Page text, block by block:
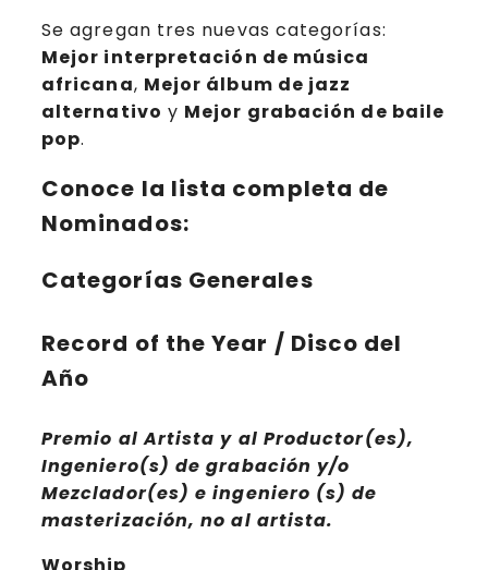
Se agregan tres nuevas categorías:
Mejor interpretación de música
africana, Mejor álbum de jazz
alternativo y Mejor grabación de baile
pop.
Conoce la lista completa de
Nominados:
Categorías Generales
Record of the Year / Disco del
Año
Premio al Artista y al Productor(es),
Ingeniero(s) de grabación y/o
Mezclador(es) e ingeniero (s) de
masterización, no al artista.